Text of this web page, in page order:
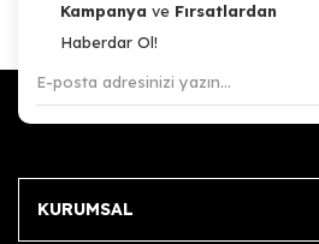
Kampanya ve Fırsatlardan
Haberdar Ol!
KURUMSAL